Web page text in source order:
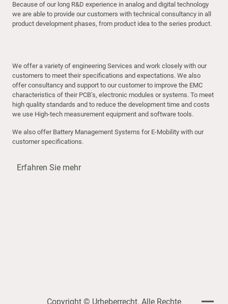
Because of our long R&D experience in analog and digital technology
we are able to provide our customers with technical consultancy in all
product development phases, from product idea to the series product.
We offer a variety of engineering Services and work closely with our
customers to meet their specifications and expectations. We also
offer consultancy and support to our customer to improve the EMC
characteristics of their PCB’s, electronic modules or systems. To meet
high quality standards and to reduce the development time and costs
we use High-tech measurement equipment and software tools.
We also offer Battery Management Systems for E-Mobility with our
customer specifications.
Erfahren Sie mehr
Copyright © Urheberrecht. Alle Rechte